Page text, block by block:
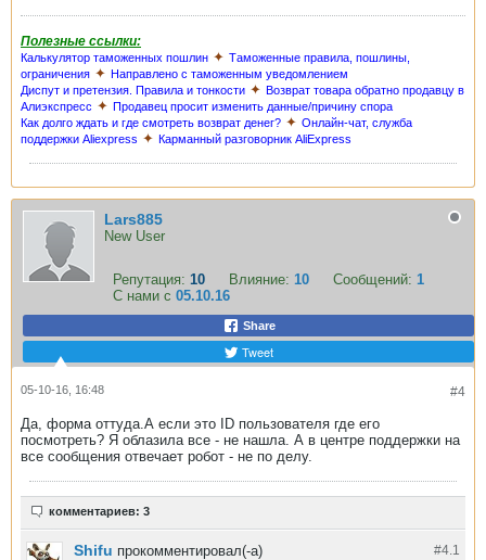
Полезные ссылки:
Калькулятор таможенных пошлин ✦ Таможенные правила, пошлины,
ограничения ✦ Направлено с таможенным уведомлением
Диспут и претензия. Правила и тонкости ✦ Возврат товара обратно продавцу в
Алиэкспресс ✦ Продавец просит изменить данные/причину спора
Как долго ждать и где смотреть возврат денег? ✦ Онлайн-чат, служба
поддержки Aliexpress ✦ Карманный разговорник AliExpress
Lars885
New User
Репутация: 10 Влияние: 10 Сообщений: 1
С нами с 05.10.16
Share
Tweet
#4
05-10-16, 16:48
Да, форма оттуда.А если это ID пользователя где его
посмотреть? Я облазила все - не нашла. А в центре поддержки на
все сообщения отвечает робот - не по делу.
комментариев: 3
#4.1
Shifu прокомментировал(-а)